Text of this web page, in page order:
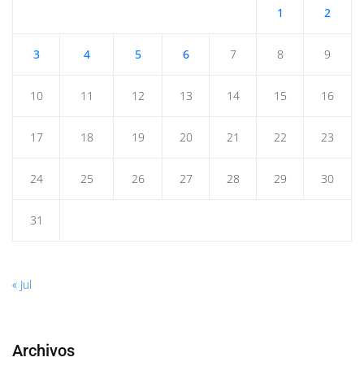
1 2
3 4 5 6 7 8 9
10 11 12 13 14 15 16
17 18 19 20 21 22 23
24 25 26 27 28 29 30
31
« Jul
Archivos